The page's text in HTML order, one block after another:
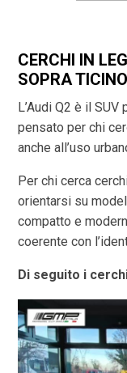
CERCHI IN
SOPRA TICINO
L’Audi Q2 è il
pensato per chi
anche all’uso
Per chi cerca
orientarsi su
compatto e
coerente con
Di seguito i